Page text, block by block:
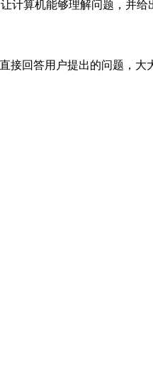
计算机能够理解问题，并给
回答用户提出的问题，大